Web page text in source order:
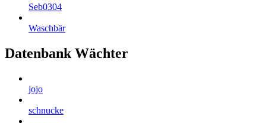
Seb0304
Waschbär
Datenbank Wächter
jojo
schnucke